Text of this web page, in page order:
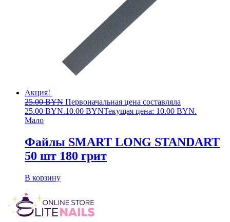
Акция!
25.00BYN Первоначальная цена составляла
25.00 BYN.10.00 BYNТекущая цена: 10.00 BYN.
Мало
Файлы SMART LONG STANDART
50 шт 180 грит
В корзину